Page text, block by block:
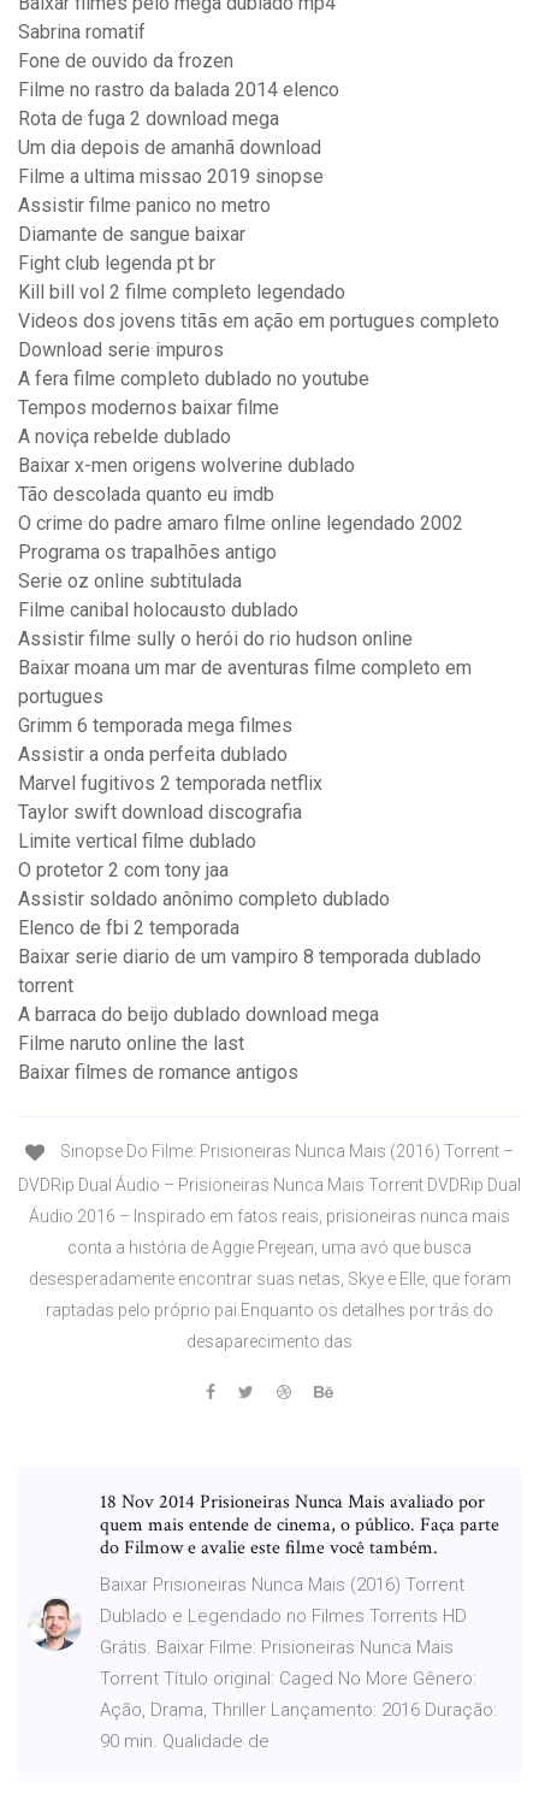
Sabrina romatif
Fone de ouvido da frozen
Filme no rastro da balada 2014 elenco
Rota de fuga 2 download mega
Um dia depois de amanhã download
Filme a ultima missao 2019 sinopse
Assistir filme panico no metro
Diamante de sangue baixar
Fight club legenda pt br
Kill bill vol 2 filme completo legendado
Videos dos jovens titãs em ação em portugues completo
Download serie impuros
A fera filme completo dublado no youtube
Tempos modernos baixar filme
A noviça rebelde dublado
Baixar x-men origens wolverine dublado
Tão descolada quanto eu imdb
O crime do padre amaro filme online legendado 2002
Programa os trapalhões antigo
Serie oz online subtitulada
Filme canibal holocausto dublado
Assistir filme sully o herói do rio hudson online
Baixar moana um mar de aventuras filme completo em
portugues
Grimm 6 temporada mega filmes
Assistir a onda perfeita dublado
Marvel fugitivos 2 temporada netflix
Taylor swift download discografia
Limite vertical filme dublado
O protetor 2 com tony jaa
Assistir soldado anônimo completo dublado
Elenco de fbi 2 temporada
Baixar serie diario de um vampiro 8 temporada dublado
torrent
A barraca do beijo dublado download mega
Filme naruto online the last
Baixar filmes de romance antigos
Sinopse Do Filme: Prisioneiras Nunca Mais (2016) Torrent –
DVDRip Dual Áudio – Prisioneiras Nunca Mais Torrent DVDRip Dual
Áudio 2016 – Inspirado em fatos reais, prisioneiras nunca mais
conta a história de Aggie Prejean, uma avó que busca
desesperadamente encontrar suas netas, Skye e Elle, que foram
raptadas pelo próprio pai.Enquanto os detalhes por trás do
desaparecimento das
18 Nov 2014 Prisioneiras Nunca Mais avaliado por
quem mais entende de cinema, o público. Faça parte
do Filmow e avalie este filme você também.
Baixar Prisioneiras Nunca Mais (2016) Torrent
Dublado e Legendado no Filmes Torrents HD
Grátis. Baixar Filme: Prisioneiras Nunca Mais
Torrent Título original: Caged No More Gênero:
Ação, Drama, Thriller Lançamento: 2016 Duração:
90 min. Qualidade de